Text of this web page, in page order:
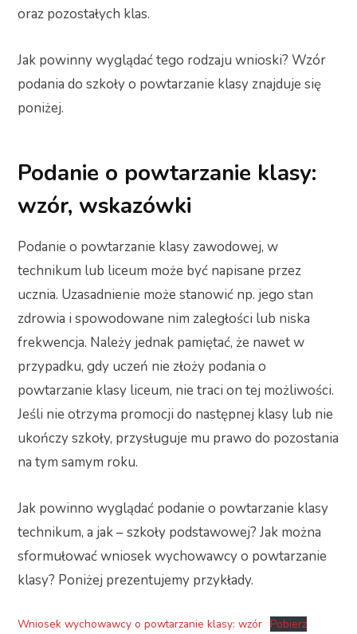
oraz pozostałych klas.
Jak powinny wyglądać tego rodzaju wnioski? Wzór
podania do szkoły o powtarzanie klasy znajduje się
poniżej.
Podanie o powtarzanie klasy:
wzór, wskazówki
Podanie o powtarzanie klasy zawodowej, w
technikum lub liceum może być napisane przez
ucznia. Uzasadnienie może stanowić np. jego stan
zdrowia i spowodowane nim zaległości lub niska
frekwencja. Należy jednak pamiętać, że nawet w
przypadku, gdy uczeń nie złoży podania o
powtarzanie klasy liceum, nie traci on tej możliwości.
Jeśli nie otrzyma promocji do następnej klasy lub nie
ukończy szkoły, przysługuje mu prawo do pozostania
na tym samym roku.
Jak powinno wyglądać podanie o powtarzanie klasy
technikum, a jak – szkoły podstawowej? Jak można
sformułować wniosek wychowawcy o powtarzanie
klasy? Poniżej prezentujemy przykłady.
Wniosek wychowawcy o powtarzanie klasy: wzór Pobierz